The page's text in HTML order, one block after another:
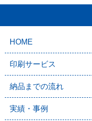
HOME
印刷サービス
納品までの流れ
実績・事例